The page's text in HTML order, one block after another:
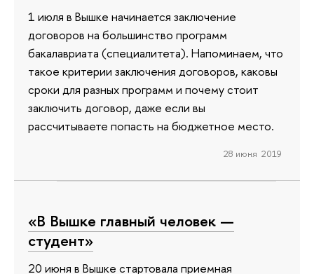
1 июля в Вышке начинается заключение
договоров на большинство программ
бакалавриата (специалитета). Напоминаем, что
такое критерии заключения договоров, каковы
сроки для разных программ и почему стоит
заключить договор, даже если вы
рассчитываете попасть на бюджетное место.
28 июня 2019
«В Вышке главный человек —
студент»
20 июня в Вышке стартовала приемная